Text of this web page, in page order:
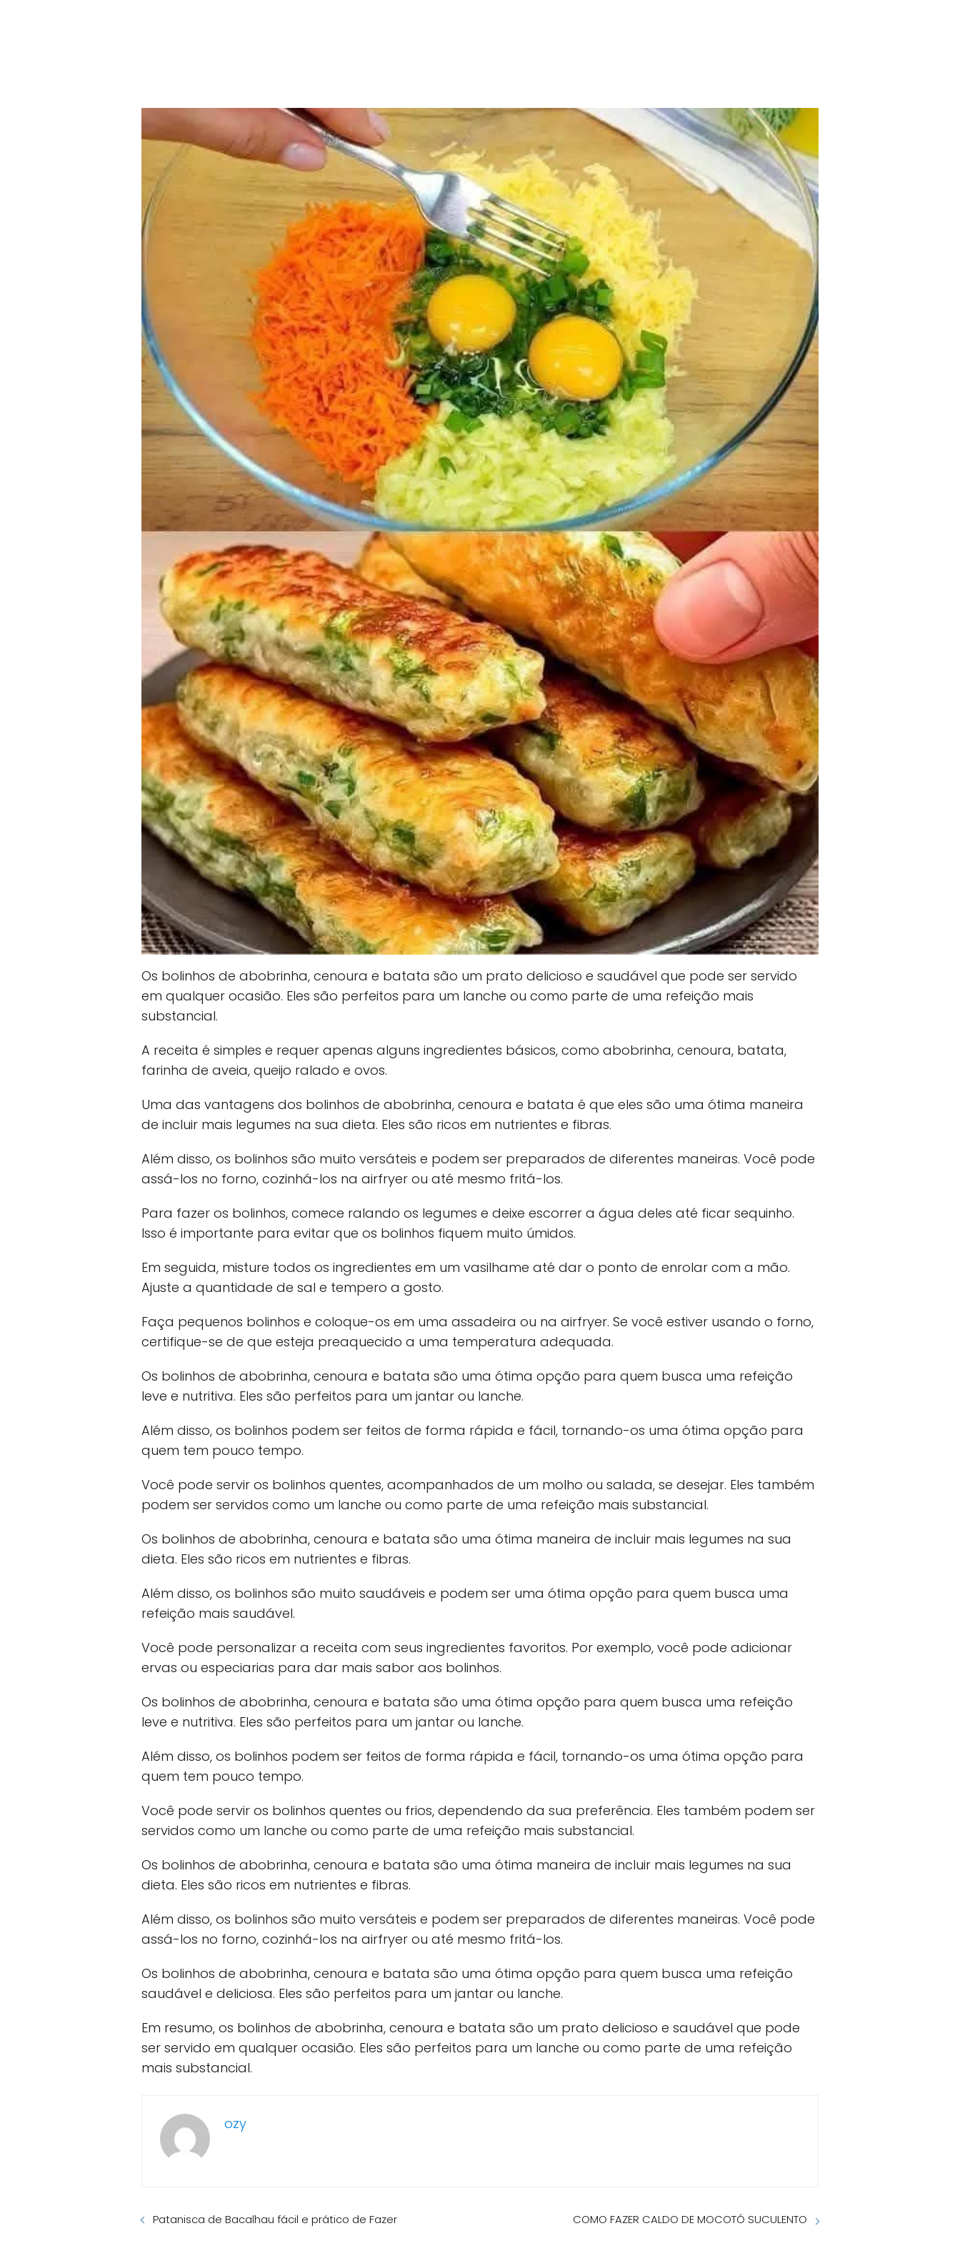
Os bolinhos de abobrinha, cenoura e batata são um prato delicioso e saudável que pode ser servido
em qualquer ocasião. Eles são perfeitos para um lanche ou como parte de uma refeição mais
substancial.
A receita é simples e requer apenas alguns ingredientes básicos, como abobrinha, cenoura, batata,
farinha de aveia, queijo ralado e ovos.
Uma das vantagens dos bolinhos de abobrinha, cenoura e batata é que eles são uma ótima maneira
de incluir mais legumes na sua dieta. Eles são ricos em nutrientes e fibras.
Além disso, os bolinhos são muito versáteis e podem ser preparados de diferentes maneiras. Você pode
assá-los no forno, cozinhá-los na airfryer ou até mesmo fritá-los.
Para fazer os bolinhos, comece ralando os legumes e deixe escorrer a água deles até ficar sequinho.
Isso é importante para evitar que os bolinhos fiquem muito úmidos.
Em seguida, misture todos os ingredientes em um vasilhame até dar o ponto de enrolar com a mão.
Ajuste a quantidade de sal e tempero a gosto.
Faça pequenos bolinhos e coloque-os em uma assadeira ou na airfryer. Se você estiver usando o forno,
certifique-se de que esteja preaquecido a uma temperatura adequada.
Os bolinhos de abobrinha, cenoura e batata são uma ótima opção para quem busca uma refeição
leve e nutritiva. Eles são perfeitos para um jantar ou lanche.
Além disso, os bolinhos podem ser feitos de forma rápida e fácil, tornando-os uma ótima opção para
quem tem pouco tempo.
Você pode servir os bolinhos quentes, acompanhados de um molho ou salada, se desejar. Eles também
podem ser servidos como um lanche ou como parte de uma refeição mais substancial.
Os bolinhos de abobrinha, cenoura e batata são uma ótima maneira de incluir mais legumes na sua
dieta. Eles são ricos em nutrientes e fibras.
Além disso, os bolinhos são muito saudáveis e podem ser uma ótima opção para quem busca uma
refeição mais saudável.
Você pode personalizar a receita com seus ingredientes favoritos. Por exemplo, você pode adicionar
ervas ou especiarias para dar mais sabor aos bolinhos.
Os bolinhos de abobrinha, cenoura e batata são uma ótima opção para quem busca uma refeição
leve e nutritiva. Eles são perfeitos para um jantar ou lanche.
Além disso, os bolinhos podem ser feitos de forma rápida e fácil, tornando-os uma ótima opção para
quem tem pouco tempo.
Você pode servir os bolinhos quentes ou frios, dependendo da sua preferência. Eles também podem ser
servidos como um lanche ou como parte de uma refeição mais substancial.
Os bolinhos de abobrinha, cenoura e batata são uma ótima maneira de incluir mais legumes na sua
dieta. Eles são ricos em nutrientes e fibras.
Além disso, os bolinhos são muito versáteis e podem ser preparados de diferentes maneiras. Você pode
assá-los no forno, cozinhá-los na airfryer ou até mesmo fritá-los.
Os bolinhos de abobrinha, cenoura e batata são uma ótima opção para quem busca uma refeição
saudável e deliciosa. Eles são perfeitos para um jantar ou lanche.
Em resumo, os bolinhos de abobrinha, cenoura e batata são um prato delicioso e saudável que pode
ser servido em qualquer ocasião. Eles são perfeitos para um lanche ou como parte de uma refeição
mais substancial.
ozy
Patanisca de Bacalhau fácil e prático de Fazer COMO FAZER CALDO DE MOCOTÓ SUCULENTO